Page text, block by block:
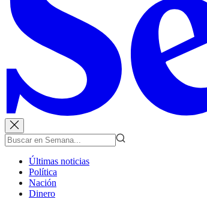
Últimas noticias
Política
Nación
Dinero